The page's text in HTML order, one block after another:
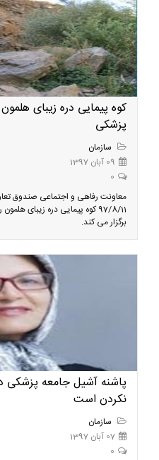
کوه پیمایی دره زیبای
پزشکی
سازمان
09 آبان 1397
0
معاونت رفاهی و اجتماعی صندوق
97/8/11 کوه پیمایی دره زیبای
برگزار می کند.
پاشنه آشیل جامعه پزشکی
نکردن است
سازمان
07 آبان 1397
0